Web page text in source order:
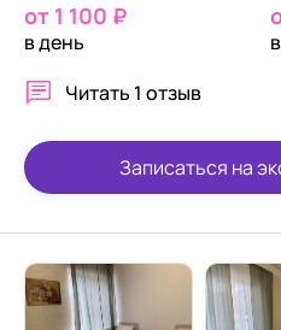
от 1 100 ₽
в день
Читать 1 отзыв
Записаться на